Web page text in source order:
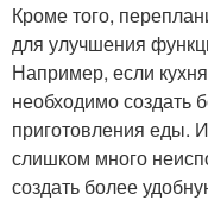
Кроме того,
для улучшения
Например, если
необходимо создать
приготовления еды.
слишком много
создать более